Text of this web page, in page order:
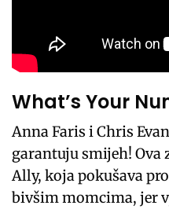
What’s Your
Anna Faris i Chris
garantuju smijeh! Ova
Ally, koja pokušava
bivšim momcima, jer